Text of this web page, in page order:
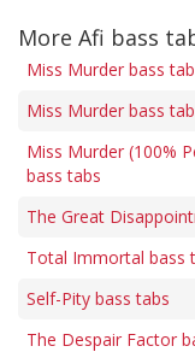
More Afi bass
Miss Murder bass
Miss Murder bass
Miss Murder (100%
bass tabs
The Great
Total Immortal bass
Self-Pity bass tabs
The Despair Factor